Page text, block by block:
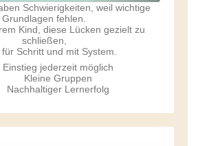
Schwierigkeiten, weil wichtige
Grundlagen fehlen.
Kind, diese Lücken gezielt zu
schließen,
Schritt und mit System.
Einstieg jederzeit möglich
Kleine Gruppen
Nachhaltiger Lernerfolg